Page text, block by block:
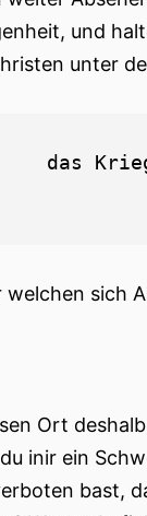
und
unter
welchen sich
Ort
inir ein
bast,